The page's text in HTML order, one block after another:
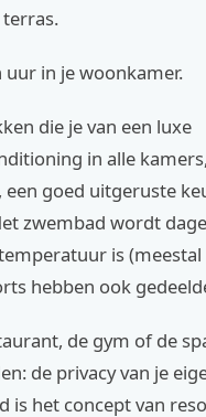
terras.
uur in je woonkamer.
die je van een luxe
in alle kamers,
goed uitgeruste
zwembad wordt
is
hebben ook
de gym of de
de privacy van je
is het concept van